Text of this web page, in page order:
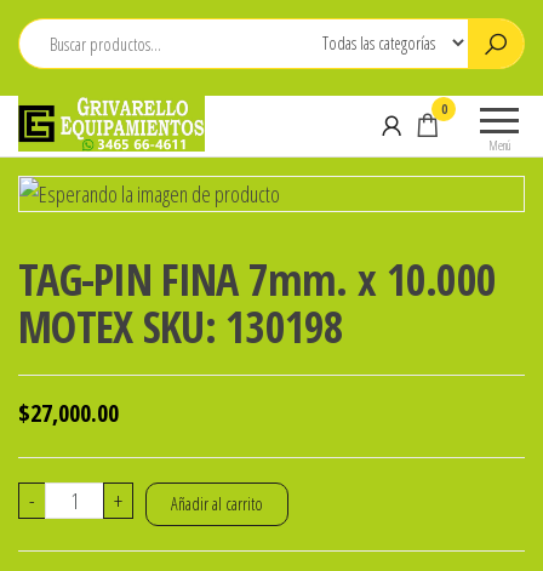
Saltar
Equipamientos
664611
Menú
0
TAG-PIN FINA 7mm. x 10.000
MOTEX SKU: 130198
$27,000.00
-
TAG-
+ Añadir al carrito